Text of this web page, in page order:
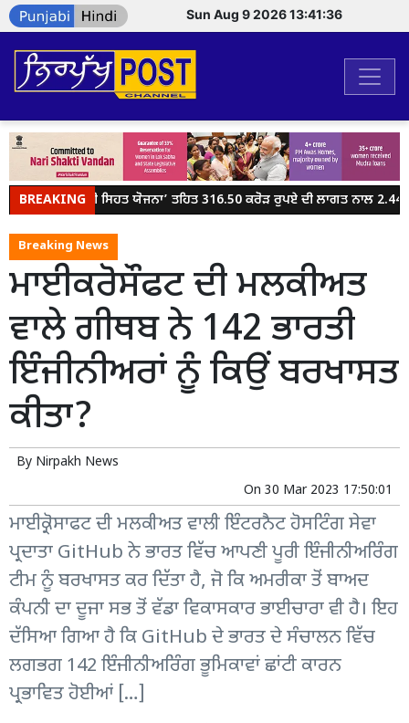
Sun Aug 9 2026 13:41:36
BREAKING
ਮੁੱਖ ਮੰਤਰੀ ਸਿਹਤ ਯੋਜਨਾ’ ਤਹਿਤ 316.50 ਕਰੋੜ ਰੁਪਏ ਦੀ ਲਾਗਤ ਨਾਲ
Breaking News
ਮਾਈਕਰੋਸੌਫਟ ਦੀ ਮਲਕੀਅਤ
ਵਾਲੇ ਗੀਥਬ ਨੇ 142 ਭਾਰਤੀ
ਇੰਜੀਨੀਅਰਾਂ ਨੂੰ ਕਿਉਂ ਬਰਖਾਸਤ
ਕੀਤਾ?
By Nirpakh News
On 30 Mar 2023 17:50:01
ਮਾਈਕ੍ਰੋਸਾਫਟ ਦੀ ਮਲਕੀਅਤ ਵਾਲੀ ਇੰਟਰਨੈਟ ਹੋਸਟਿੰਗ ਸੇਵਾ
ਪ੍ਰਦਾਤਾ GitHub ਨੇ ਭਾਰਤ ਵਿੱਚ ਆਪਣੀ ਪੂਰੀ ਇੰਜੀਨੀਅਰਿੰਗ
ਟੀਮ ਨੂੰ ਬਰਖਾਸਤ ਕਰ ਦਿੱਤਾ ਹੈ, ਜੋ ਕਿ ਅਮਰੀਕਾ ਤੋਂ ਬਾਅਦ
ਕੰਪਨੀ ਦਾ ਦੂਜਾ ਸਭ ਤੋਂ ਵੱਡਾ ਵਿਕਾਸਕਾਰ ਭਾਈਚਾਰਾ ਵੀ ਹੈ। ਇਹ
ਦੱਸਿਆ ਗਿਆ ਹੈ ਕਿ GitHub ਦੇ ਭਾਰਤ ਦੇ ਸੰਚਾਲਨ ਵਿੱਚ
ਲਗਭਗ 142 ਇੰਜੀਨੀਅਰਿੰਗ ਭੂਮਿਕਾਵਾਂ ਛਾਂਟੀ ਕਾਰਨ
ਪ੍ਰਭਾਵਿਤ ਹੋਈਆਂ […]